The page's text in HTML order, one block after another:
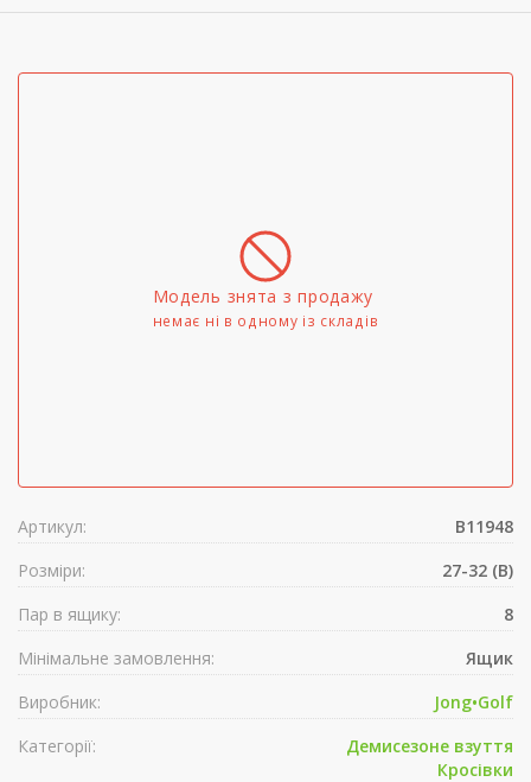
Модель знята з продажу
немає ні в одному iз складів
Артикул:
B11948
Розміри:
27-32 (B)
Пар в ящику:
8
Мінімальне замовлення:
Ящик
Виробник:
Jong•Golf
Категорії:
Демисезонe взуття
Кросівки